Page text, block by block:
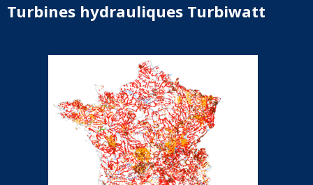
Turbines hydrauliques Turbiwatt